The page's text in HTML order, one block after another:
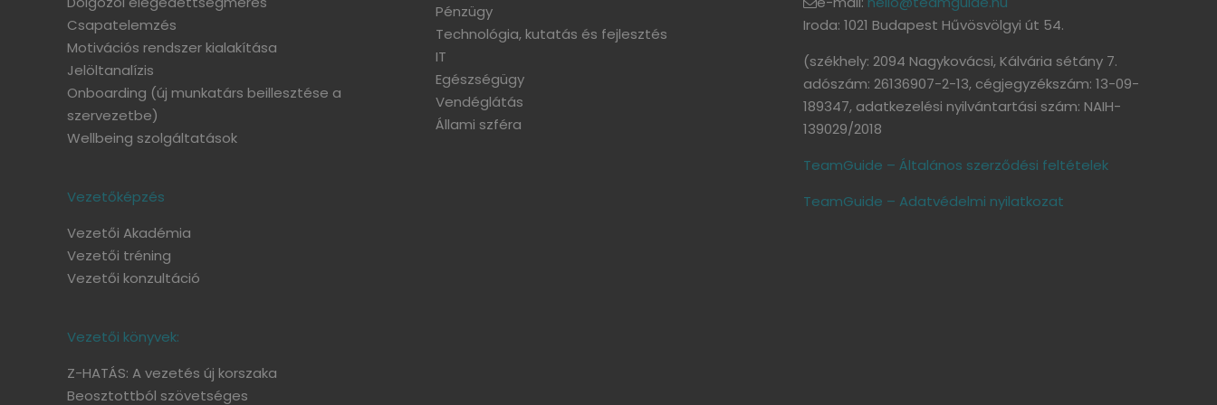
Csapatelemzés
Motivációs rendszer kialakítása
Jelöltanalízis
Onboarding (új munkatárs beillesztése a
szervezetbe)
Wellbeing szolgáltatások
Vezetőképzés
Vezetői Akadémia
Vezetői tréning
Vezetői konzultáció
Vezetői könyvek:
Z-HATÁS: A vezetés új korszaka
Beosztottból szövetséges
Pénzügy
Technológia, kutatás és fejlesztés
IT
Egészségügy
Vendéglátás
Állami szféra
Iroda: 1021 Budapest Hűvösvölgyi út 54.
(székhely: 2094 Nagykovácsi, Kálvária sétány 7.
adószám: 26136907-2-13, cégjegyzékszám: 13-09-
189347, adatkezelési nyilvántartási szám: NAIH-
139029/2018
TeamGuide – Általános szerződési feltételek
TeamGuide – Adatvédelmi nyilatkozat